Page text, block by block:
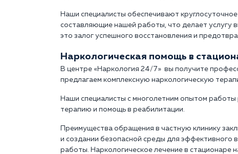
Наши специалисты обеспечивают
составляющие нашей работы, что делает услугу
это залог успешного восстановления и
Наркологическая помощь в
В центре «Наркология 24/7» вы получите
предлагаем комплексную наркологическую
Наши специалисты с многолетним опытом
терапию и помощь в реабилитации.
Преимущества обращения в частную клинику
и создании безопасной среды для
работы. Наркологическое лечение в